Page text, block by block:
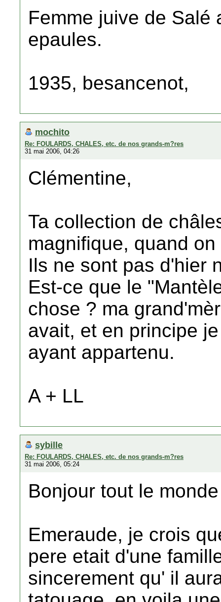
Femme juive de Salé
epaules.
1935, besancenot,
mochito
Re: FOULARDS, CHALES, etc. de nos grands-m?res
31 mai 2006, 04:26
Clémentine,
Ta collection de
magnifique, quand
Ils ne sont pas d'hier
Est-ce que le
chose ? ma
avait, et en principe
ayant appartenu.
A + LL
sybille
Re: FOULARDS, CHALES, etc. de nos grands-m?res
31 mai 2006, 05:24
Bonjour tout le monde
Emeraude, je crois
pere etait d'une
sincerement qu' il